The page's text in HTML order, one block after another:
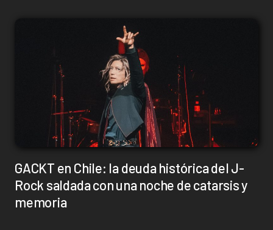
GACKT en Chile: la deuda histórica del J-
Rock saldada con una noche de catarsis y
memoria